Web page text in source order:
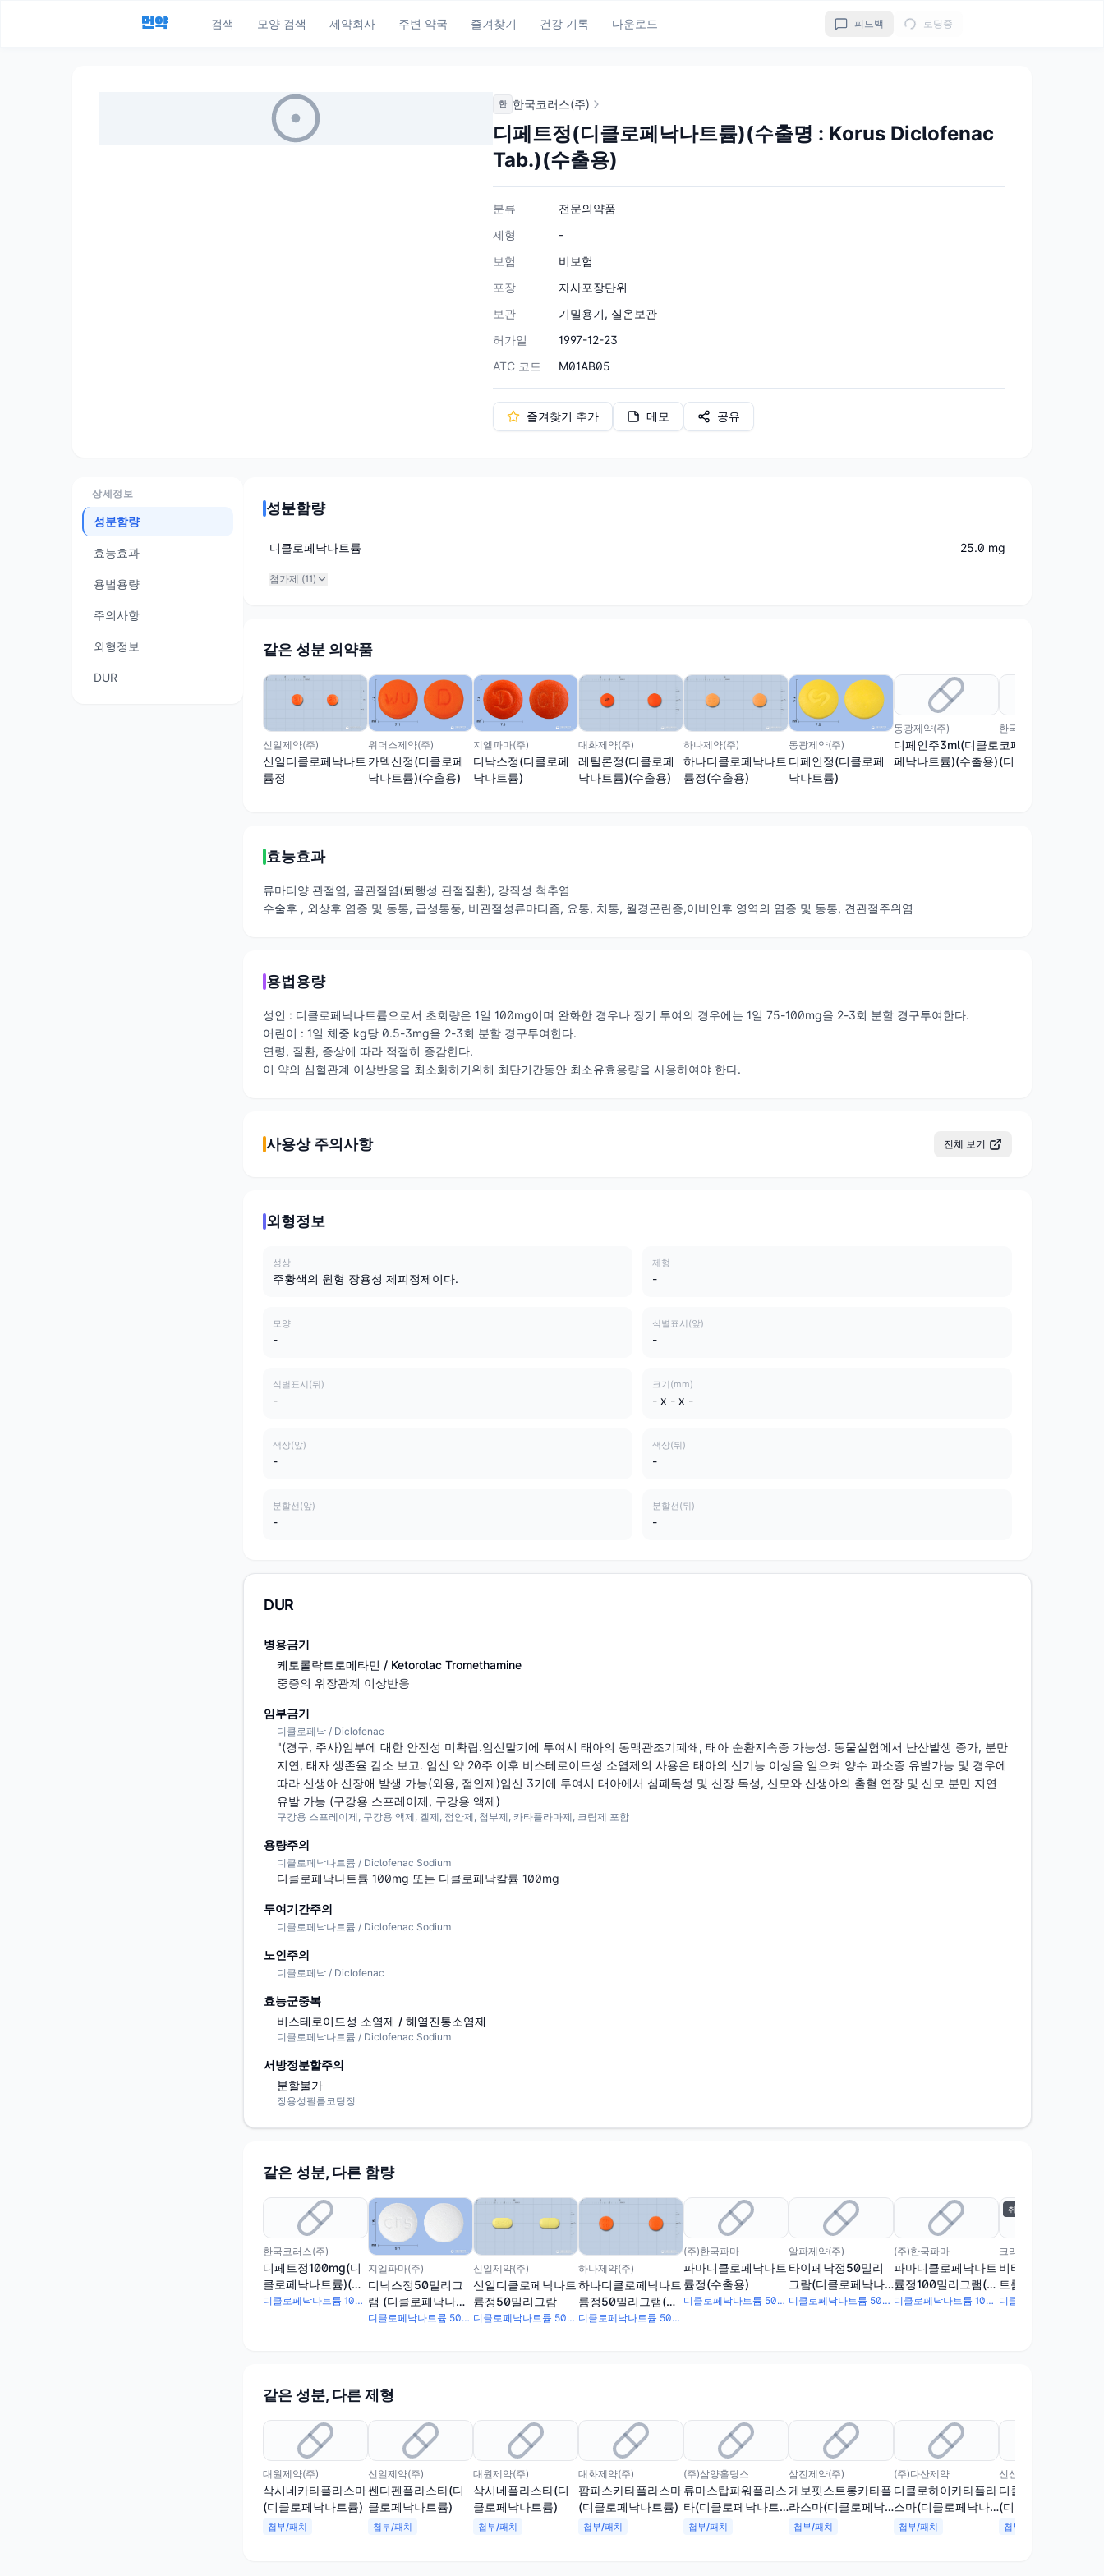
먼약 검색 모양 검색 제약회사 주변 약국 즐겨찾기 건강 기록 다운로드 피드백 로딩중
한 한국코러스(주)
디페트정(디클로페낙나트륨)(수출명 : Korus Diclofenac
Tab.)(수출용)
분류
전문의약품
제형
-
보험
비보험
포장
자사포장단위
보관
기밀용기, 실온보관
허가일
1997-12-23
ATC 코드
M01AB05
즐겨찾기 추가 메모 공유
상세정보
성분함량
효능효과
용법용량
주의사항
외형정보
DUR
성분함량
디클로페낙나트륨 25.0 mg
첨가제 (11)
같은 성분 의약품
신일제약(주)
신일디클로페낙나트
륨정
위더스제약(주)
카덱신정(디클로페
낙나트륨)(수출용)
지엘파마(주)
디낙스정(디클로페
낙나트륨)
대화제약(주)
레틸론정(디클로페
낙나트륨)(수출용)
하나제약(주)
하나디클로페낙나트
륨정(수출용)
동광제약(주)
디페인정(디클로페
낙나트륨)
동광제약(주)
디페인주3ml(디클로
페낙나트륨)(수출용)
한국코러스(주)
코페낙주3밀리리터
(디클로페낙나트륨)
효능효과
류마티양 관절염, 골관절염(퇴행성 관절질환), 강직성 척추염
수술후 , 외상후 염증 및 동통, 급성통풍, 비관절성류마티즘, 요통, 치통, 월경곤란증,이비인후 영역의 염증 및 동통, 견관절주위염
용법용량
성인 : 디클로페낙나트륨으로서 초회량은 1일 100mg이며 완화한 경우나 장기 투여의 경우에는 1일 75-100mg을 2-3회 분할 경구투여한다.
어린이 : 1일 체중 kg당 0.5-3mg을 2-3회 분할 경구투여한다.
연령, 질환, 증상에 따라 적절히 증감한다.
이 약의 심혈관계 이상반응을 최소화하기위해 최단기간동안 최소유효용량을 사용하여야 한다.
사용상 주의사항 전체 보기
외형정보
성상
주황색의 원형 장용성 제피정제이다.
제형
-
모양
-
식별표시(앞)
-
식별표시(뒤)
-
크기(mm)
- x - x -
색상(앞)
-
색상(뒤)
-
분할선(앞)
-
분할선(뒤)
-
DUR
병용금기
케토롤락트로메타민 / Ketorolac Tromethamine
중증의 위장관계 이상반응
임부금기
디클로페낙 / Diclofenac
"(경구, 주사)임부에 대한 안전성 미확립.임신말기에 투여시 태아의 동맥관조기폐쇄, 태아 순환지속증 가능성. 동물실험에서 난산발생 증가, 분만
지연, 태자 생존율 감소 보고. 임신 약 20주 이후 비스테로이드성 소염제의 사용은 태아의 신기능 이상을 일으켜 양수 과소증 유발가능 및 경우에
따라 신생아 신장애 발생 가능(외용, 점안제)임신 3기에 투여시 태아에서 심폐독성 및 신장 독성, 산모와 신생아의 출혈 연장 및 산모 분만 지연
유발 가능 (구강용 스프레이제, 구강용 액제)
구강용 스프레이제, 구강용 액제, 겔제, 점안제, 첩부제, 카타플라마제, 크림제 포함
용량주의
디클로페낙나트륨 / Diclofenac Sodium
디클로페낙나트륨 100mg 또는 디클로페낙칼륨 100mg
투여기간주의
디클로페낙나트륨 / Diclofenac Sodium
노인주의
디클로페낙 / Diclofenac
효능군중복
비스테로이드성 소염제 / 해열진통소염제
디클로페낙나트륨 / Diclofenac Sodium
서방정분할주의
분할불가
장용성필름코팅정
같은 성분, 다른 함량
한국코러스(주)
디페트정100mg(디
클로페낙나트륨)(수
출용)
디클로페낙나트륨 100mg
지엘파마(주)
디낙스정50밀리그
램 (디클로페낙나트
륨)
디클로페낙나트륨 50mg
신일제약(주)
신일디클로페낙나트
륨정50밀리그람
디클로페낙나트륨 50mg
하나제약(주)
하나디클로페낙나트
륨정50밀리그램(수
출용)
디클로페낙나트륨 50mg
(주)한국파마
파마디클로페낙나트
륨정(수출용)
디클로페낙나트륨 50mg
알파제약(주)
타이페낙정50밀리
그람(디클로페낙나
트륨)(수출용)
디클로페낙나트륨 50mg
(주)한국파마
파마디클로페낙나트
륨정100밀리그램(수
출용)
디클로페낙나트륨 100mg
취하
크리스탈생명과학(주)
비티오디클로페낙나
트륨정50밀리그램
(수출용)
같은 성분, 다른 제형
대원제약(주)
삭시네카타플라스마
(디클로페낙나트륨)
첩부/패치
신일제약(주)
쎈디펜플라스타(디
클로페낙나트륨)
첩부/패치
대원제약(주)
삭시네플라스타(디
클로페낙나트륨)
첩부/패치
대화제약(주)
팜파스카타플라스마
(디클로페낙나트륨)
첩부/패치
(주)삼양홀딩스
류마스탑파워플라스
타(디클로페낙나트
륨)
첩부/패치
삼진제약(주)
게보핏스트롱카타플
라스마(디클로페낙
나트륨)
첩부/패치
(주)다산제약
디클로하이카타플라
스마(디클로페낙나
트륨)
첩부/패치
신신제약(주)
디클로맥스플라스타
(디클로페낙나트륨)
첩부/패치